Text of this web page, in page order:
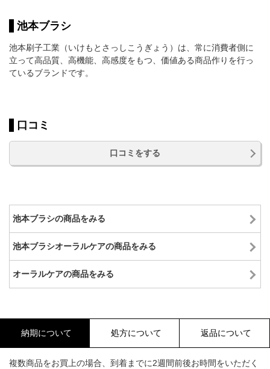
池本ブラシ
池本刷子工業（いけもとさっしこうぎょう）は、常に消費者側に
立って高品質、高機能、高感度をもつ、価値ある商品作りを行っ
ているブランドです。
口コミ
口コミをする
池本ブラシの商品をみる
池本ブラシオーラルケアの商品をみる
オーラルケアの商品をみる
納期について 処方について 返品について
複数商品をお買上の場合、到着までに2週間前後お時間をいただく